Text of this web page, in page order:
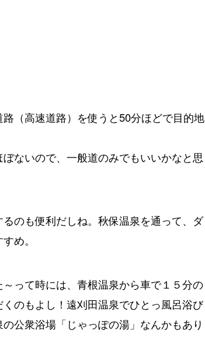
（高速道路）を使うと50分ほどで目的地
ないので、一般道のみでもいいかなと思
のも便利だしね。秋保温泉を通って、ダ
め。
って時には、青根温泉から車で１５分の
のもよし！遠刈田温泉でひとっ風呂浴び
公衆浴場「じゃっぽの湯」なんかもあり